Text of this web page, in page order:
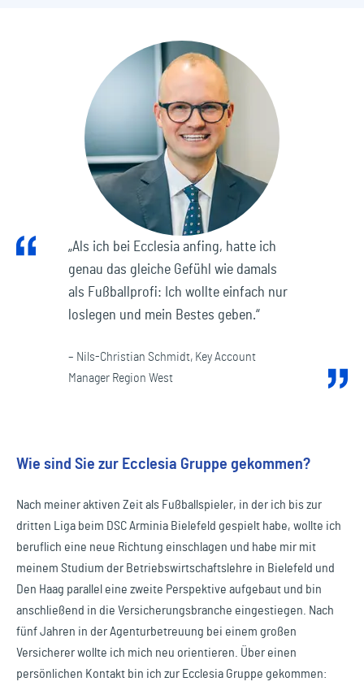
„Als ich bei Ecclesia anfing, hatte ich
genau das gleiche Gefühl wie damals
als Fußballprofi: Ich wollte einfach nur
loslegen und mein Bestes geben.“
– Nils-Christian Schmidt, Key Account
Manager Region West
Wie sind Sie zur Ecclesia Gruppe gekommen?
Nach meiner aktiven Zeit als Fußballspieler, in der ich bis zur
dritten Liga beim DSC Arminia Bielefeld gespielt habe, wollte ich
beruflich eine neue Richtung einschlagen und habe mir mit
meinem Studium der Betriebswirtschaftslehre in Bielefeld und
Den Haag parallel eine zweite Perspektive aufgebaut und bin
anschließend in die Versicherungsbranche eingestiegen. Nach
fünf Jahren in der Agenturbetreuung bei einem großen
Versicherer wollte ich mich neu orientieren. Über einen
persönlichen Kontakt bin ich zur Ecclesia Gruppe gekommen: